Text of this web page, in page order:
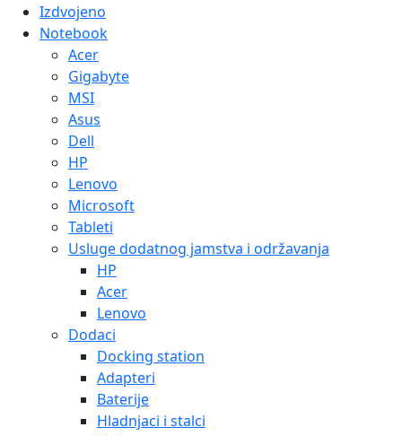
Izdvojeno
Notebook
Acer
Gigabyte
MSI
Asus
Dell
HP
Lenovo
Microsoft
Tableti
Usluge dodatnog jamstva i održavanja
HP
Acer
Lenovo
Dodaci
Docking station
Adapteri
Baterije
Hladnjaci i stalci